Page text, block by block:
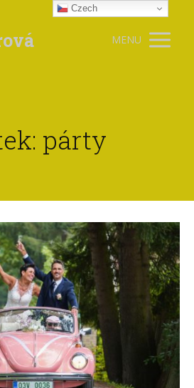
MENU
párty
Czech